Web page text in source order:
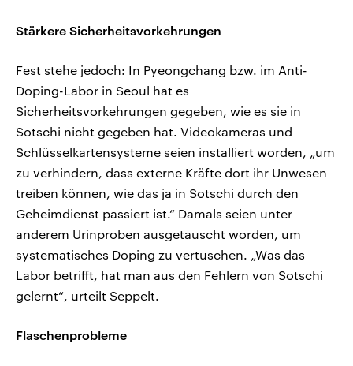
Stärkere Sicherheitsvorkehrungen
Fest stehe jedoch: In Pyeongchang bzw. im Anti-
Doping-Labor in Seoul hat es
Sicherheitsvorkehrungen gegeben, wie es sie in
Sotschi nicht gegeben hat. Videokameras und
Schlüsselkartensysteme seien installiert worden, „um
zu verhindern, dass externe Kräfte dort ihr Unwesen
treiben können, wie das ja in Sotschi durch den
Geheimdienst passiert ist.“ Damals seien unter
anderem Urinproben ausgetauscht worden, um
systematisches Doping zu vertuschen. „Was das
Labor betrifft, hat man aus den Fehlern von Sotschi
gelernt“, urteilt Seppelt.
Flaschenprobleme